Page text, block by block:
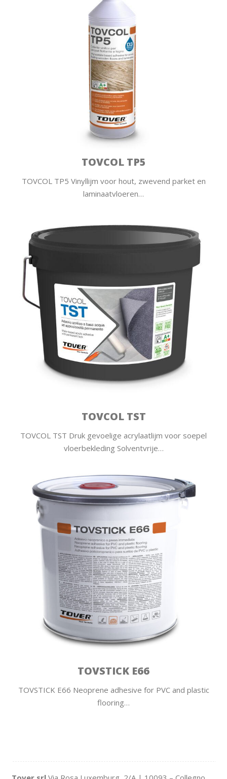
TOVCOL TP5
TOVCOL TP5 Vinyllijm voor hout, zwevend parket en
laminaatvloeren…
TOVCOL TST
TOVCOL TST Druk gevoelige acrylaatlijm voor soepel
vloerbekleding Solventvrije…
TOVSTICK E66
TOVSTICK E66 Neoprene adhesive for PVC and plastic
flooring…